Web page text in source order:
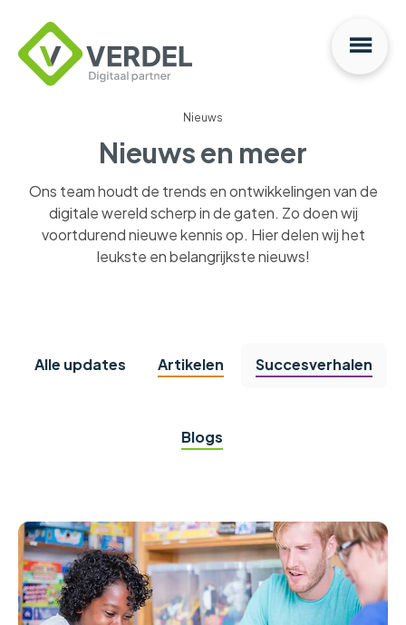
Nieuws
Nieuws en meer
Ons team houdt de trends en ontwikkelingen van de
digitale wereld scherp in de gaten. Zo doen wij
voortdurend nieuwe kennis op. Hier delen wij het
leukste en belangrijkste nieuws!
Alle updates Artikelen Succesverhalen
Blogs